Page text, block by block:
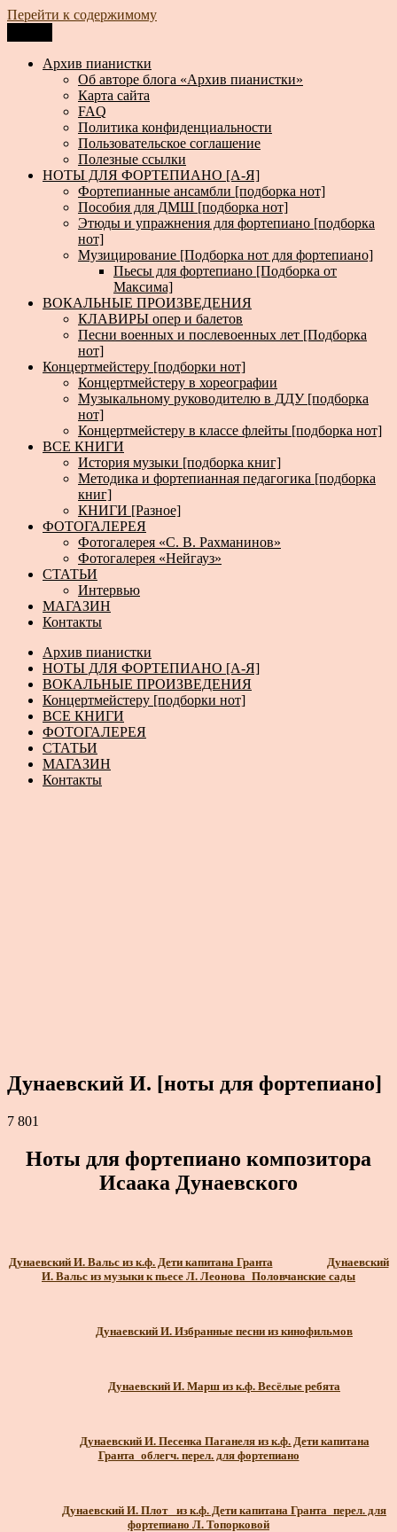
Перейти к содержимому
Архив пианистки
Всё для пианистов: ноты, книги, музыка, статьи…
Архив пианистки
Об авторе блога «Архив пианистки»
Карта сайта
FAQ
Политика конфиденциальности
Пользовательское соглашение
Полезные ссылки
НОТЫ ДЛЯ ФОРТЕПИАНО [А-Я]
Фортепианные ансамбли [подборка нот]
Пособия для ДМШ [подборка нот]
Этюды и упражнения для фортепиано [подборка
нот]
Музицирование [Подборка нот для фортепиано]
Пьесы для фортепиано [Подборка от
Максима]
ВОКАЛЬНЫЕ ПРОИЗВЕДЕНИЯ
КЛАВИРЫ опер и балетов
Песни военных и послевоенных лет [Подборка
нот]
Концертмейстеру [подборки нот]
Концертмейстеру в хореографии
Музыкальному руководителю в ДДУ [подборка
нот]
Концертмейстеру в классе флейты [подборка нот]
ВСЕ КНИГИ
История музыки [подборка книг]
Методика и фортепианная педагогика [подборка
книг]
КНИГИ [Разное]
ФОТОГАЛЕРЕЯ
Фотогалерея «С. В. Рахманинов»
Фотогалерея «Нейгауз»
СТАТЬИ
Интервью
МАГАЗИН
Контакты
Архив пианистки
НОТЫ ДЛЯ ФОРТЕПИАНО [А-Я]
ВОКАЛЬНЫЕ ПРОИЗВЕДЕНИЯ
Концертмейстеру [подборки нот]
ВСЕ КНИГИ
ФОТОГАЛЕРЕЯ
СТАТЬИ
МАГАЗИН
Контакты
Дунаевский И. [ноты для фортепиано]
7 801
Ноты для фортепиано композитора
Исаака Дунаевского
Дунаевский И. Вальс из к.ф. Дети капитана Гранта
Дунаевский
И. Вальс из музыки к пьесе Л. Леонова_Половчанские сады
Дунаевский И. Избранные песни из кинофильмов
Дунаевский И. Марш из к.ф. Весёлые ребята
Дунаевский И. Песенка Паганеля из к.ф. Дети капитана
Гранта_облегч. перел. для фортепиано
Дунаевский И. Плот_ из к.ф. Дети капитана Гранта_перел. для
фортепиано Л. Топорковой